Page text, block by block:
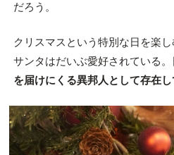
だろう。
クリスマスという特別な日を楽し
サンタはだいぶ愛好されている。
を届けにくる異邦人として存在し